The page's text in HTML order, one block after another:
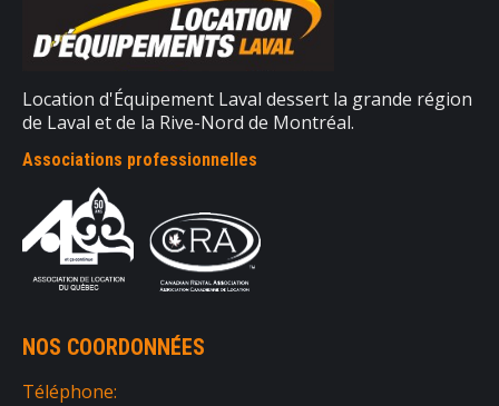
Location d'Équipement Laval dessert la grande région
de Laval et de la Rive-Nord de Montréal.
Associations professionnelles
NOS COORDONNÉES
Téléphone: